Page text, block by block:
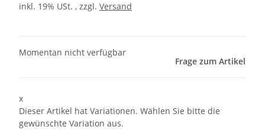
inkl. 19% USt. , zzgl. Versand
Momentan nicht verfügbar
Frage zum Artikel
x
Dieser Artikel hat Variationen. Wählen Sie bitte die
gewünschte Variation aus.